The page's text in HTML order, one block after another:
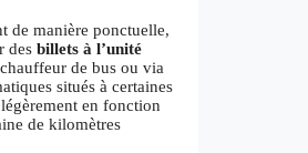
de manière ponctuelle,
des billets à l’unité
de bus ou via
situés à certaines
en fonction
de kilomètres